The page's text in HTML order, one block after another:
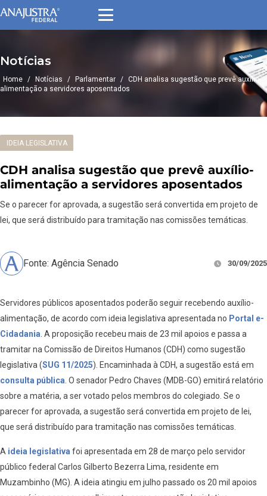
Notícias
Home / Notícias / Parlamentar / CDH analisa sugestão que prevê auxílio-
alimentação a servidores aposentados
IDEIA LEGISLATIVA
CDH analisa sugestão que prevê auxílio-
alimentação a servidores aposentados
Se o parecer for aprovada, a sugestão será convertida em projeto de
lei, que será distribuído para tramitação nas comissões temáticas.
Fonte: Agência Senado 30/09/2025
Servidores públicos aposentados poderão seguir recebendo auxílio-
alimentação, de acordo com ideia legislativa apresentada no Portal e-
Cidadania . A proposição recebeu mais de 23 mil apoios e passa a
tramitar na Comissão de Direitos Humanos (CDH) como sugestão
legislativa (SUG 11/2025). Encaminhada à CDH, a sugestão está em
consulta pública . O senador Pedro Chaves (MDB-GO) emitirá relatório
sobre a matéria, a ser votado pelos membros do colegiado. Se o
parecer for aprovada, a sugestão será convertida em projeto de lei,
que será distribuído para tramitação nas comissões temáticas.
A ideia legislativa foi apresentada em 28 de março pelo servidor
público federal Carlos Gilberto Bezerra Lima, residente em
Muzambinho (MG). A ideia atingiu em julho passado os 20 mil apoios